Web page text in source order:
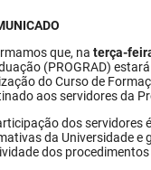
que, na terça-
(PROGRAD) estará
do Curso de
aos servidores da
dos servidores
da Universidade e
dos